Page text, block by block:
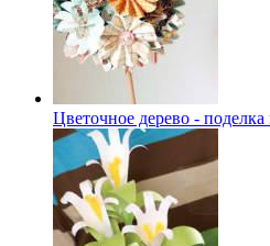
Цветочное дерево - поделка